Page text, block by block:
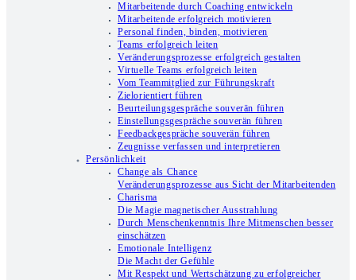
Mitarbeitende durch Coaching entwickeln
Mitarbeitende erfolgreich motivieren
Personal finden, binden, motivieren
Teams erfolgreich leiten
Veränderungsprozesse erfolgreich gestalten
Virtuelle Teams erfolgreich leiten
Vom Teammitglied zur Führungskraft
Zielorientiert führen
Beurteilungsgespräche souverän führen
Einstellungsgespräche souverän führen
Feedbackgespräche souverän führen
Zeugnisse verfassen und interpretieren
Persönlichkeit
Change als Chance
Veränderungsprozesse aus Sicht der Mitarbeitenden
Charisma
Die Magie magnetischer Ausstrahlung
Durch Menschenkenntnis Ihre Mitmenschen besser
einschätzen
Emotionale Intelligenz
Die Macht der Gefühle
Mit Respekt und Wertschätzung zu erfolgreicher